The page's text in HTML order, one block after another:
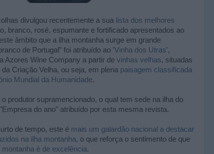
divulgou recentemente a sua lista dos melhores
branco, rosé, espumante e fortificado apresentados ao
âmbito que a ilha montanha surge em grande
de Portugal” foi atribuído ao 'Vinha dos Utras',
Azores Wine Company a partir de vinhas velhas, situadas
Criação Velha, ou seja, em plena paisagem classificada
Mundial da Humanidade.
produtor supramencionado, o qual tem sede na ilha do
do ano" atribuído por esta mesma revista.
de tempo, este é mais um galardão nacional a destacar
na ilha montanha, o que reforça o sentimento de que
é de excelência.